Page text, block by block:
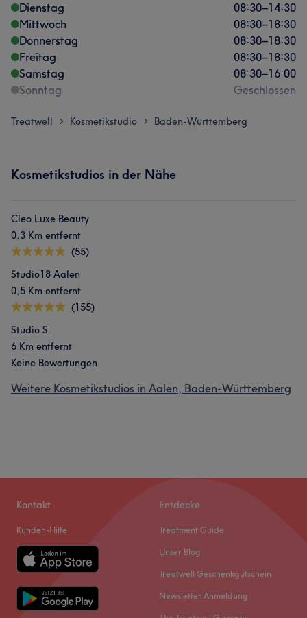
Dienstag
08:30–14:30
Mittwoch
08:30–18:30
Donnerstag
08:30–18:30
Freitag
08:30–18:30
Samstag
08:30–16:00
Sonntag
Geschlossen
Treatwell > Kosmetikstudio > Baden-Württemberg
Kosmetikstudios in der Nähe
Cleo Luxe Beauty
0,3 Km entfernt
(55)
Studio18 Aalen
0,5 Km entfernt
(155)
Studio S.
6 Km entfernt
Keine Bewertungen
Weitere Kosmetikstudios in Aalen, Baden-Württemberg
Kontakt
Kunden-Hilfe
Entdecke
Treatment Guide
Unser Blog
Treatwell Geschenkgutschein
Newsletter Anmeldung